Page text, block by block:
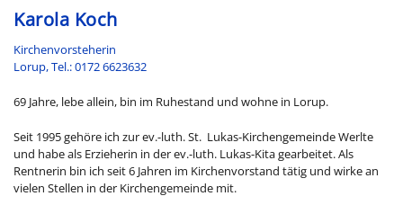
Karola Koch
Kirchenvorsteherin
Lorup, Tel.: 0172 6623632
69 Jahre, lebe allein, bin im Ruhestand und wohne in Lorup.
Seit 1995 gehöre ich zur ev.-luth. St. Lukas-Kirchengemeinde Werlte
und habe als Erzieherin in der ev.-luth. Lukas-Kita gearbeitet. Als
Rentnerin bin ich seit 6 Jahren im Kirchenvorstand tätig und wirke an
vielen Stellen in der Kirchengemeinde mit.